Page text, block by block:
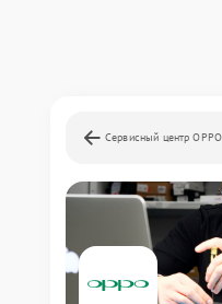
Сервисный центр OPPO